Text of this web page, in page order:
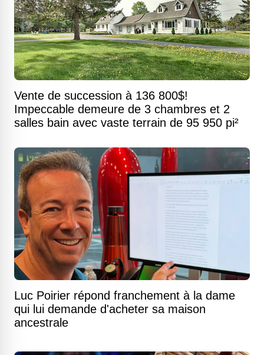
Vente de succession à 136 800$!
Impeccable demeure de 3 chambres et 2
salles bain avec vaste terrain de 95 950 pi²
Luc Poirier répond franchement à la dame
qui lui demande d'acheter sa maison
ancestrale